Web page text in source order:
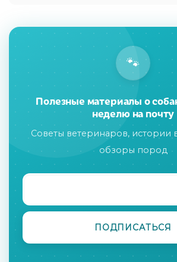
🐾
Полезные материалы о
неделю на почту
Советы ветеринаров, истории
обзоры пород